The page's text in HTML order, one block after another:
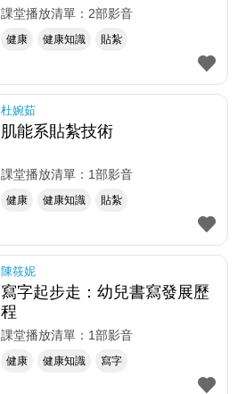
課堂播放清單：2部影音
健康 健康知識 貼紮
杜婉茹
肌能系貼紮技術
課堂播放清單：1部影音
健康 健康知識 貼紮
陳筱妮
寫字起步走：幼兒書寫發展歷
程
課堂播放清單：1部影音
健康 健康知識 寫字